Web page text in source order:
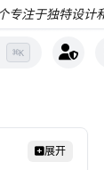
⌘K
展开